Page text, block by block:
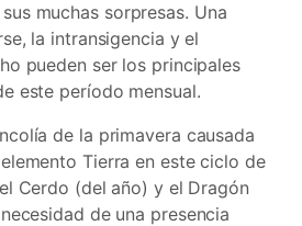
muchas sorpresas. Una
la intransigencia y el
pueden ser los principales
este período mensual.
de la primavera causada
Tierra en este ciclo de
Cerdo (del año) y el Dragón
de una presencia